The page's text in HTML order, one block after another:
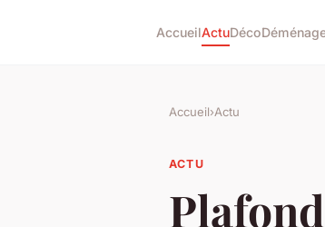
AccueilActuDéco
Accueil›Actu
ACTU